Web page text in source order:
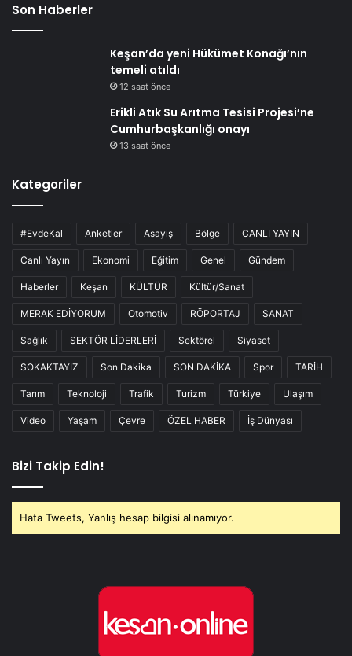
Son Haberler
Keşan’da yeni Hükümet Konağı’nın
temeli atıldı
12 saat önce
Erikli Atık Su Arıtma Tesisi Projesi’ne
Cumhurbaşkanlığı onayı
13 saat önce
Kategoriler
#EvdeKal Anketler Asayiş Bölge CANLI YAYIN
Canlı Yayın Ekonomi Eğitim Genel Gündem
Haberler Keşan KÜLTÜR Kültür/Sanat
MERAK EDİYORUM Otomotiv RÖPORTAJ SANAT
Sağlık SEKTÖR LİDERLERİ Sektörel Siyaset
SOKAKTAYIZ Son Dakika SON DAKİKA Spor TARİH
Tarım Teknoloji Trafik Turizm Türkiye Ulaşım
Video Yaşam Çevre ÖZEL HABER İş Dünyası
Bizi Takip Edin!
Hata Tweets, Yanlış hesap bilgisi alınamıyor.